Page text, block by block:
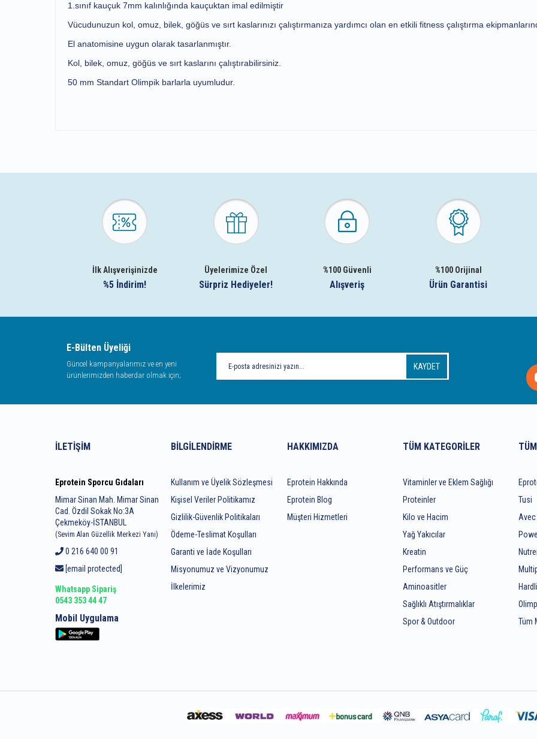
1.sınıf kauçuk 7mm kalınlığında kauçuktan imal edilmiştir
Vücudunuzun kol, omuz, bilek, göğüs ve sırt kaslarınızı çalıştırmanıza yardımcı olan en etkili fitness çalıştırma
El anatomisine uygun olarak tasarlanmıştır.
Kol, bilek, omuz, göğüs ve sırt kaslarını çalıştırabilirsiniz.
50 mm Standart Olimpik barlarla uyumludur.
İlk Alışverişinizde
%5 İndirim!
Üyelerimize Özel
Sürpriz Hediyeler!
%100 Güvenli
Alışveriş
%100 Orijinal
Ürün Garantisi
E-Bülten Üyeliği
Güncel kampanyalarımız ve en yeni
ürünlerimizden haberdar olmak için;
KAYDET
İLETIŞIM
Eprotein Sporcu Gıdaları
Mimar Sinan Mah. Mimar Sinan
Cad. Özdil Sokak No:3A
Çekmeköy-İSTANBUL
(Sevim Alan Güzellik Merkezi Yanı)
0 216 640 00 91
[email protected]
Whatsapp Sipariş
0543 353 44 47
Mobil Uygulama
BILGILENDIRME
Kullanım ve Üyelik Sözleşmesi
Kişisel Veriler Politikamız
Gizlilik-Güvenlik Politikaları
Ödeme-Teslimat Koşulları
Garanti ve İade Koşulları
Misyonumuz ve Vizyonumuz
İlkelerimiz
HAKKIMIZDA
Eprotein Hakkında
Eprotein Blog
Müşteri Hizmetleri
TÜM KATEGORILER
Vitaminler ve Eklem Sağlığı
Proteinler
Kilo ve Hacim
Yağ Yakıcılar
Kreatin
Performans ve Güç
Aminoasitler
Sağlıklı Atıştırmalıklar
Spor & Outdoor
Tusi
Avec
Tüm